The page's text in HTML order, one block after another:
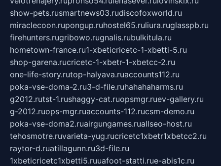
show-pets.rusmartnews03.rudiscofoxworld.ru
miraclecoon.rupongup.ruhostel65.ruliura.ruglasspb.ru
firehunters.rugribowo.rugnalis.rubulkitula.ru
hometown-france.ru1-xbeticricetc-1-xbetti-5.ru
shop-garena.rucricetc-1-xbetr-1-xbetcc-2.ru
one-life-story.rutop-halyava.ruaccounts112.ru
poka-vse-doma-2.ru3-d-file.ruhahahaharms.ru
g2012.rutst-1.rushaggy-cat.ruopsmgr.ruev-gallery.ru
g-2012.ruops-mgr.ruaccounts-112.rucsm-demo.ru
poka-vse-doma2.ruairgungames.ruallseo-host.ru
tehosmotre.ruvarieta-yug.rucricetc1xbetr1xbetcc2.ru
raytor-d.ruatillagunn.ru3d-file.ru
1xbeticricetc1xbetti5.ruuafoot-statti.rue-abis1c.ru